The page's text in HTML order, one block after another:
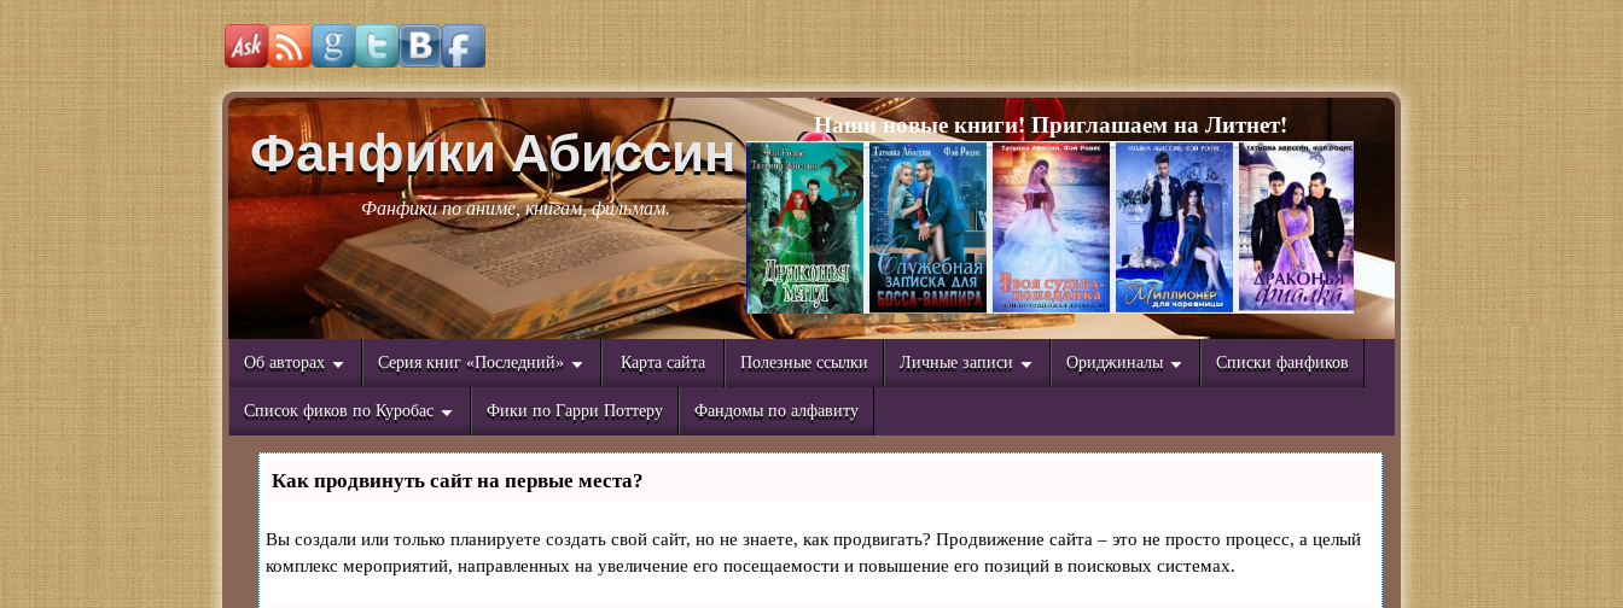
Фанфики Абиссин
Фанфики по аниме, книгам, фильмам.
Наши новые книги! Приглашаем на Литнет!
Об авторах Серия книг «Последний» Карта сайта Полезные ссылки Личные записи Ориджиналы Списки фанфиков
Список фиков по Куробас Фики по Гарри Поттеру Фандомы по алфавиту
Как продвинуть сайт на первые места?
Вы создали или только планируете создать свой сайт, но не знаете, как продвигать? Продвижение сайта – это не просто процесс, а целый
комплекс мероприятий, направленных на увеличение его посещаемости и повышение его позиций в поисковых системах.